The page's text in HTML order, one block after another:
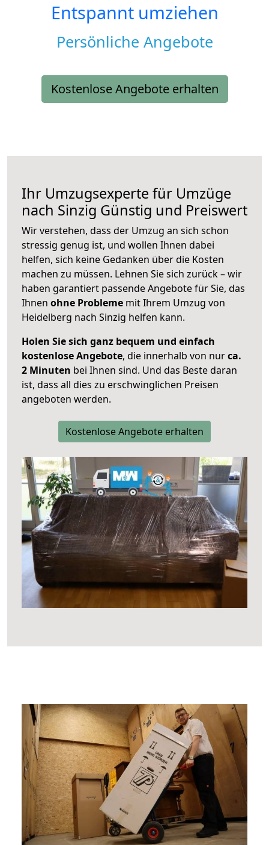
Entspannt umziehen
Persönliche Angebote
Kostenlose Angebote erhalten
Ihr Umzugsexperte für Umzüge
nach Sinzig Günstig und Preiswert
Wir verstehen, dass der Umzug an sich schon
stressig genug ist, und wollen Ihnen dabei
helfen, sich keine Gedanken über die Kosten
machen zu müssen. Lehnen Sie sich zurück – wir
haben garantiert passende Angebote für Sie, das
Ihnen ohne Probleme mit Ihrem Umzug von
Heidelberg nach Sinzig helfen kann.
Holen Sie sich ganz bequem und einfach
kostenlose Angebote, die innerhalb von nurca.
2 Minuten bei Ihnen sind. Und das Beste daran
ist, dass all dies zu erschwinglichen Preisen
angeboten werden.
Kostenlose Angebote erhalten